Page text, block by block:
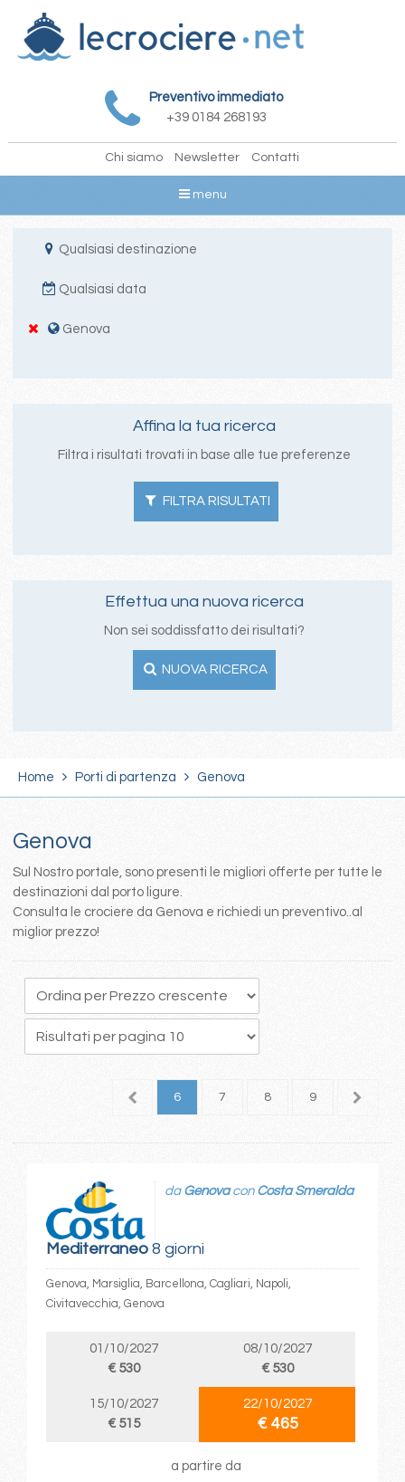
Preventivo immediato
+39 0184 268193
Chi siamo Newsletter Contatti
menu
Qualsiasi destinazione
Qualsiasi data
Genova
Affina la tua ricerca
Filtra i risultati trovati in base alle tue preferenze
FILTRA RISULTATI
Effettua una nuova ricerca
Non sei soddissfatto dei risultati?
NUOVA RICERCA
Home Porti di partenza Genova
Genova
Sul Nostro portale, sono presenti le migliori offerte per tutte le
destinazioni dal porto ligure.
Consulta le crociere da Genova e richiedi un preventivo..al
miglior prezzo!
5 6 7 8 9 10
Mediterraneo8 giorni
da Genovacon Costa Smeralda
Genova, Marsiglia, Barcellona, Cagliari, Napoli,
Civitavecchia, Genova
01/10/2027
€ 530
08/10/2027
€ 530
15/10/2027
€ 515
22/10/2027
€ 465
a partire da